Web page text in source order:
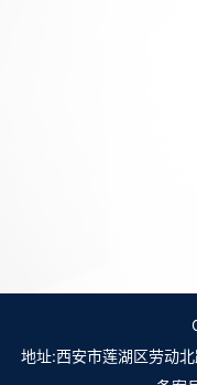
地址:西安市莲湖区劳动